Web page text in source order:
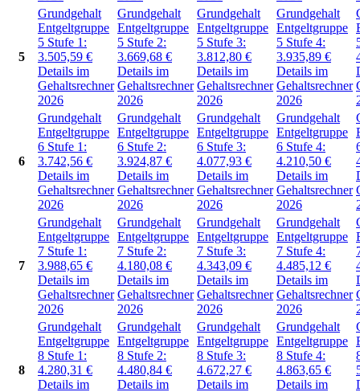
5
Grundgehalt
Entgeltgruppe
5 Stufe 1:
3.505,59 €
Details im
Gehaltsrechner
2026
Grundgehalt
Entgeltgruppe
5 Stufe 2:
3.669,68 €
Details im
Gehaltsrechner
2026
Grundgehalt
Entgeltgruppe
5 Stufe 3:
3.812,80 €
Details im
Gehaltsrechner
2026
Grundgehalt
Entgeltgruppe
5 Stufe 4:
3.935,89 €
Details im
Gehaltsrechner
2026
6
Grundgehalt
Entgeltgruppe
6 Stufe 1:
3.742,56 €
Details im
Gehaltsrechner
2026
Grundgehalt
Entgeltgruppe
6 Stufe 2:
3.924,87 €
Details im
Gehaltsrechner
2026
Grundgehalt
Entgeltgruppe
6 Stufe 3:
4.077,93 €
Details im
Gehaltsrechner
2026
Grundgehalt
Entgeltgruppe
6 Stufe 4:
4.210,50 €
Details im
Gehaltsrechner
2026
7
Grundgehalt
Entgeltgruppe
7 Stufe 1:
3.988,65 €
Details im
Gehaltsrechner
2026
Grundgehalt
Entgeltgruppe
7 Stufe 2:
4.180,08 €
Details im
Gehaltsrechner
2026
Grundgehalt
Entgeltgruppe
7 Stufe 3:
4.343,09 €
Details im
Gehaltsrechner
2026
Grundgehalt
Entgeltgruppe
7 Stufe 4:
4.485,12 €
Details im
Gehaltsrechner
2026
8
Grundgehalt
Entgeltgruppe
8 Stufe 1:
4.280,31 €
Details im
Grundgehalt
Entgeltgruppe
8 Stufe 2:
4.480,84 €
Details im
Grundgehalt
Entgeltgruppe
8 Stufe 3:
4.672,27 €
Details im
Grundgehalt
Entgeltgruppe
8 Stufe 4:
4.863,65 €
Details im